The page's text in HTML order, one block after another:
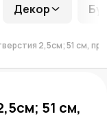
Декор
2,5см; 51 см,
51 см,